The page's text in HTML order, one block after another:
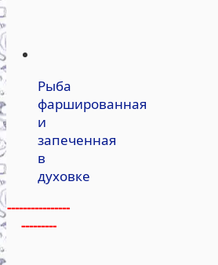
Рыба
фаршированная
и
запеченная
в
духовке
----------------
---------